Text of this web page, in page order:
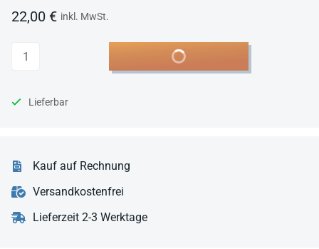
22,00 € inkl. MwSt.
Anzahl In den Warenkorb
Lieferbar
Kauf auf Rechnung
Versandkostenfrei
Lieferzeit 2-3 Werktage